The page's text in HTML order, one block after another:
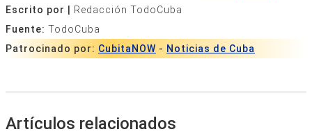
Escrito por |
Redacción TodoCuba
Fuente: TodoCuba
Patrocinado por: CubitaNOW - Noticias de Cuba
Artículos relacionados